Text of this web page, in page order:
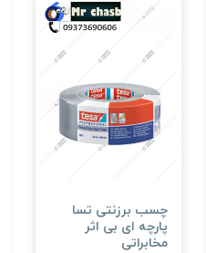
چسب برزنتی تسا
پارچه ای بی اثر
مخابراتی